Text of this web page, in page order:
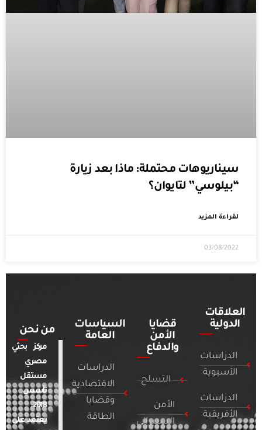
سيناريوهات محتملة: ماذا بعد زيارة
“بيلوسي” لتايوان؟
لقراءة المزيد
03/08/2022
العلاقات
الدولية
الدراسات
الآسيوية
الدراسات
الأفريقية
قضايا
الأمن
والدفاع
التسلح
الأمن
السيبراني
السياسات
العامة
الدراسات
الاقتصادية
وقضايا
الطاقة
من نحن
مركز بحثي
مصري
مستقل
تأسس
2018.
يعتمد على